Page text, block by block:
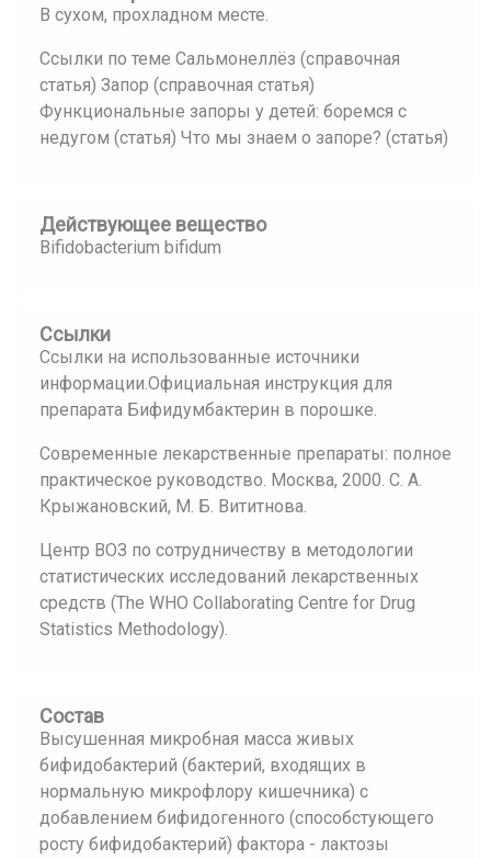
В сухом, прохладном месте.
Ссылки по теме Сальмонеллёз (справочная
статья) Запор (справочная статья)
Функциональные запоры у детей: боремся с
недугом (статья) Что мы знаем о запоре? (статья)
Действующее вещество
Bifidobacterium bifidum
Ссылки
Ссылки на использованные источники
информации.Официальная инструкция для
препарата Бифидумбактерин в порошке.
Современные лекарственные препараты: полное
практическое руководство. Москва, 2000. С. А.
Крыжановский, М. Б. Вититнова.
Центр ВОЗ по сотрудничеству в методологии
статистических исследований лекарственных
средств (The WHO Collaborating Centre for Drug
Statistics Methodology).
Состав
Высушенная микробная масса живых
бифидобактерий (бактерий, входящих в
нормальную микрофлору кишечника) с
добавлением бифидогенного (способстующего
росту бифидобактерий) фактора - лактозы